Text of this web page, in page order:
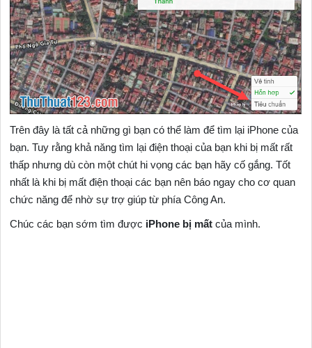
Trên đây là tất cả những gì bạn có thể làm để tìm lại iPhone của
bạn. Tuy rằng khả năng tìm lại điện thoại của bạn khi bị mất rất
thấp nhưng dù còn một chút hi vọng các bạn hãy cố gắng. Tốt
nhất là khi bị mất điện thoại các bạn nên báo ngay cho cơ quan
chức năng để nhờ sự trợ giúp từ phía Công An.
Chúc các bạn sớm tìm được iPhone bị mất của mình.